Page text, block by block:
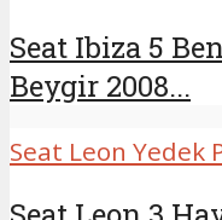
Seat Ibiza 5
Beygir 2008...
Seat Leon Yedek